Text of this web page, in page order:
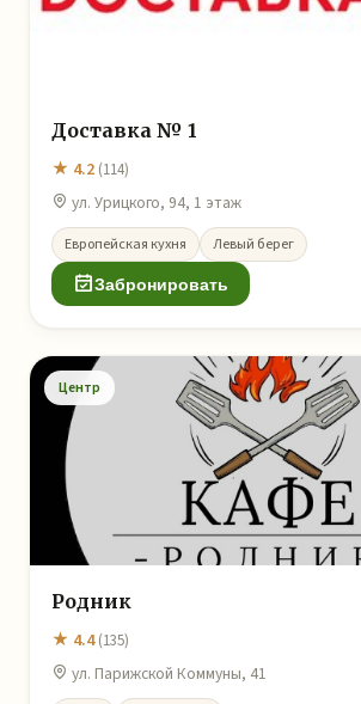
Доставка № 1
★ 4.2 (114)
ул. Урицкого, 94, 1 этаж
Европейская кухня Левый берег
Забронировать
Центр
Родник
★ 4.4(135)
ул. Парижской Коммуны, 41